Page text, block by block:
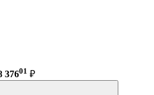
37601 ₽